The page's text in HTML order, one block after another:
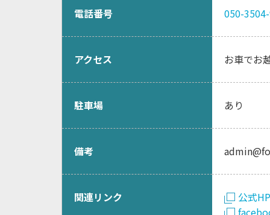
電話番号 050-
アクセス お車でお
駐車場 あり
備考
関連リンク
公式HP